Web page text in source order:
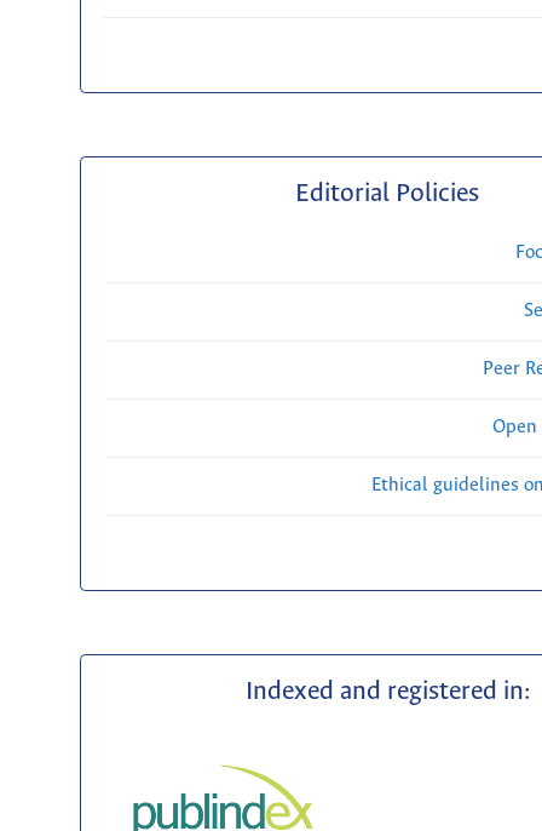
Editorial Policies
Peer
Open
Ethical guidelines
Indexed and registered in: